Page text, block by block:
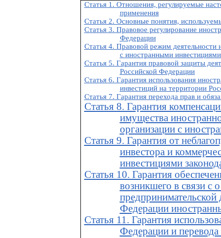
Статья 1. Отношения, регулируемые
применения
Статья 2. Основные понятия,
Статья 3. Правовое регулирование
Федерации
Статья 4. Правовой режим деятельности
с иностранными инвестициями
Статья 5. Гарантия правовой защиты
Российской Федерации
Статья 6. Гарантия использования
инвестиций на территории
Статья 7. Гарантия перехода прав и
Статья 8. Гарантия
имущества
организации с
Статья 9. Гарантия от
инвестора и
инвестициями
Статья 10. Гарантия
возникшего в связи с
предпринимательской
Федерации
Статья 11. Гарантия
Федерации и